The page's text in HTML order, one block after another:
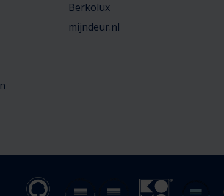
Berkolux
mijndeur.nl